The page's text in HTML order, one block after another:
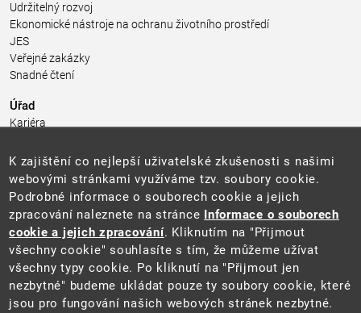
Udržitelný rozvoj
Ekonomické nástroje na ochranu životního prostředí
JES
Veřejné zakázky
Snadné čtení
Úřad
Kariéra
Pro média a veřejnost
Povinně zveřejňované informace
Kontakty
Přistupnost budovy úřadu MŽP
(PDF, 204 kB)
Web
Aktuality
Ochrana osobních údajů
Prohlášení o přístupnosti
Zásady používání cookies
K zajištění co nejlepší uživatelské zkušenosti s našimi
webovými stránkami využíváme tzv. soubory cookie.
Podrobné informace o souborech cookie a jejich
zpracování naleznete na stránce Informace o souborech
cookie a jejich zpracování. Kliknutím na "Přijmout
všechny cookie" souhlasíte s tím, že můžeme užívat
všechny typy cookie. Po kliknutí na "Přijmout jen
nezbytné" budeme ukládat pouze ty soubory cookie, které
jsou pro fungování našich webových stránek nezbytné.